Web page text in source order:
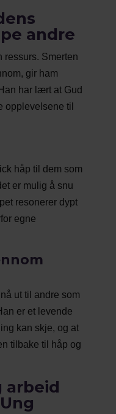
andre
ressurs. Smerten
gir ham
har lært at Gud
opplevelsene til
håp til dem som
er mulig å snu
resonerer dypt
egne
ut til andre som
er et levende
kan skje, og at
tilbake til håp og
arbeid